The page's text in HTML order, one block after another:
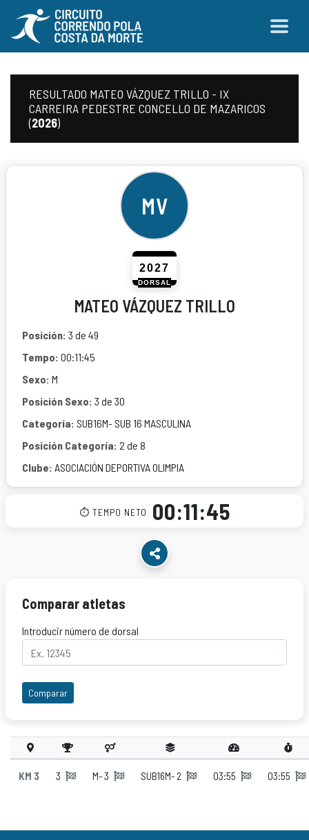
RESULTADO MATEO VÁZQUEZ TRILLO - IX
CARREIRA PEDESTRE CONCELLO DE MAZARICOS
(2026)
MV
2027
DORSAL
MATEO VÁZQUEZ TRILLO
Posición: 3 de 49
Tempo: 00:11:45
Sexo: M
Posición Sexo: 3 de 30
Categoría: SUB16M- SUB 16 MASCULINA
Posición Categoría: 2 de 8
Clube: ASOCIACIÓN DEPORTIVA OLIMPIA
⏱ TEMPO NETO 00:11:45
Comparar atletas
Introducir número de dorsal
Comparar
KM 3 3 M- 3 SUB16M- 2 03:55 03:55